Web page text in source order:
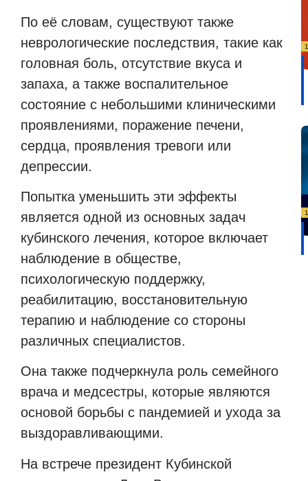
По её словам, существуют также
неврологические последствия, такие как
головная боль, отсутствие вкуса и
запаха, а также воспалительное
состояние с небольшими клиническими
проявлениями, поражение печени,
сердца, проявления тревоги или
депрессии.
Попытка уменьшить эти эффекты
является одной из основных задач
кубинского лечения, которое включает
наблюдение в обществе,
психологическую поддержку,
реабилитацию, восстановительную
терапию и наблюдение со стороны
различных специалистов.
Она также подчеркнула роль семейного
врача и медсестры, которые являются
основой борьбы с пандемией и ухода за
выздоравливающими.
На встрече президент Кубинской